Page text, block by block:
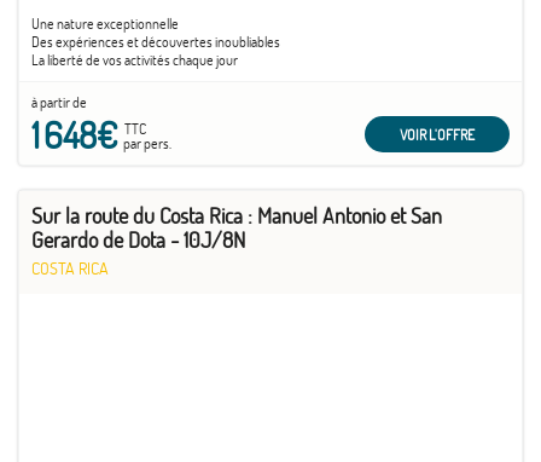
Une nature exceptionnelle
Des expériences et découvertes inoubliables
La liberté de vos activités chaque jour
à partir de
1 648€TTC
par pers.
VOIR L'OFFRE
Sur la route du Costa Rica : Manuel Antonio et San
Gerardo de Dota - 10J/8N
COSTA RICA